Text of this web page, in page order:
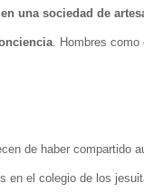
una sociedad de
. Hombres como
de haber
en el colegio de los